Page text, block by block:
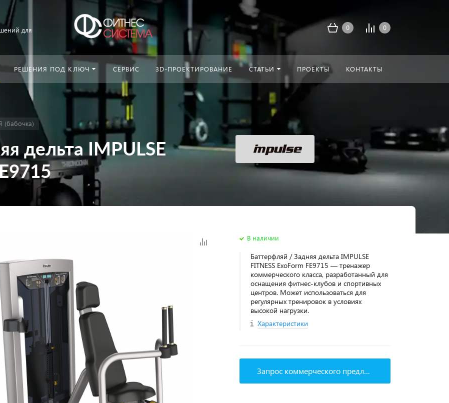
для
0 0
РЕШЕНИЯ ПОД КЛЮЧ СЕРВИС 3D-ПРОЕКТИРОВАНИЕ СТАТЬИ ПРОЕКТЫ КОНТАКТЫ
(бабочка)
дельта IMPULSE
В наличии
Баттерфляй / Задняя дельта IMPULSE
FITNESS ExoForm FE9715 — тренажер
коммерческого класса, разработанный для
оснащения фитнес‑клубов и спортивных
центров. Может использоваться для
регулярных тренировок в условиях
высокой нагрузки.
Характеристики
Запрос коммерческого предложения